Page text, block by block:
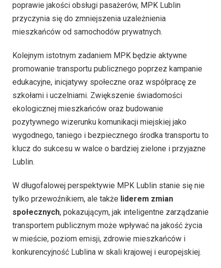
poprawie jakości obsługi pasażerów, MPK Lublin
przyczynia się do zmniejszenia uzależnienia
mieszkańców od samochodów prywatnych.
Kolejnym istotnym zadaniem MPK będzie aktywne
promowanie transportu publicznego poprzez kampanie
edukacyjne, inicjatywy społeczne oraz współpracę ze
szkołami i uczelniami. Zwiększenie świadomości
ekologicznej mieszkańców oraz budowanie
pozytywnego wizerunku komunikacji miejskiej jako
wygodnego, taniego i bezpiecznego środka transportu to
klucz do sukcesu w walce o bardziej zielone i przyjazne
Lublin.
W długofalowej perspektywie MPK Lublin stanie się nie
tylko przewoźnikiem, ale także liderem zmian
społecznych, pokazującym, jak inteligentne zarządzanie
transportem publicznym może wpływać na jakość życia
w mieście, poziom emisji, zdrowie mieszkańców i
konkurencyjność Lublina w skali krajowej i europejskiej.